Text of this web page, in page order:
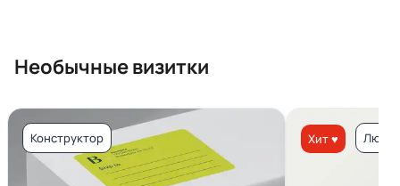
Необычные визитки
Конструктор Хит ♥ Люкс